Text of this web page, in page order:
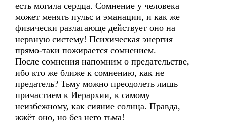
есть могила сердца. Сомнение у человека
может менять пульс и эманации, и как же
физически разлагающе действует оно на
нервную систему! Психическая энергия
прямо-таки пожирается сомнением.
После сомнения напомним о предательстве,
ибо кто же ближе к сомнению, как не
предатель? Тьму можно преодолеть лишь
причастием к Иерархии, к самому
неизбежному, как сияние солнца. Правда,
жжёт оно, но без него тьма!